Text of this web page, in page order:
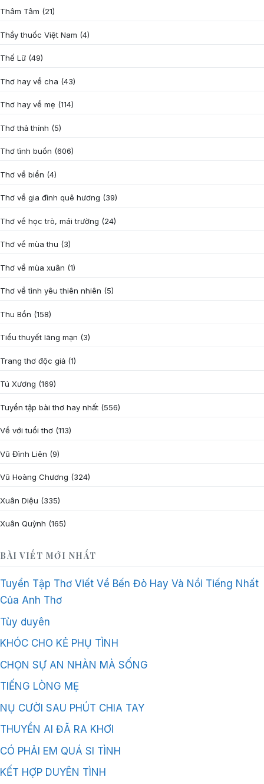
Thâm Tâm (21)
Thầy thuốc Việt Nam (4)
Thế Lữ (49)
Thơ hay về cha (43)
Thơ hay về mẹ (114)
Thơ thả thính (5)
Thơ tình buồn (606)
Thơ về biển (4)
Thơ về gia đình quê hương (39)
Thơ về học trò, mái trường (24)
Thơ về mùa thu (3)
Thơ về mùa xuân (1)
Thơ về tình yêu thiên nhiên (5)
Thu Bồn (158)
Tiểu thuyết lãng mạn (3)
Trang thơ độc giả (1)
Tú Xương (169)
Tuyển tập bài thơ hay nhất (556)
Về với tuổi thơ (113)
Vũ Đình Liên (9)
Vũ Hoàng Chương (324)
Xuân Diệu (335)
Xuân Quỳnh (165)
BÀI VIẾT MỚI NHẤT
Tuyển Tập Thơ Viết Về Bến Đò Hay Và Nổi Tiếng Nhất
Của Anh Thơ
Tùy duyên
KHÓC CHO KẺ PHỤ TÌNH
CHỌN SỰ AN NHÀN MÀ SỐNG
TIẾNG LÒNG MẸ
NỤ CƯỜI SAU PHÚT CHIA TAY
THUYỀN AI ĐÃ RA KHƠI
CÓ PHẢI EM QUÁ SI TÌNH
KẾT HỢP DUYÊN TÌNH